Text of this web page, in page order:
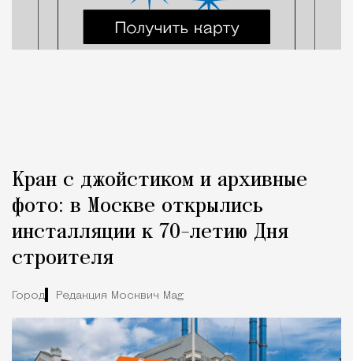
Кран с джойстиком и архивные
фото: в Москве открылись
инсталляции к 70-летию Дня
строителя
Город Редакция Москвич Mag